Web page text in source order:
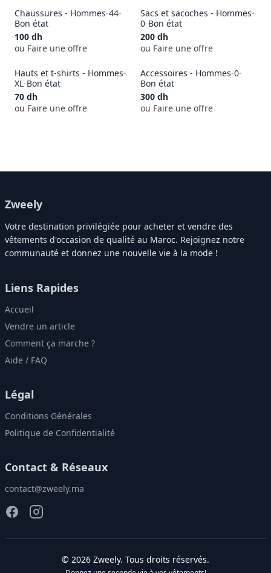
Chaussures - Hommes-44-
Bon état
100 dh
ou Faire une offre
Sacs et sacoches - Hommes-
0-Bon état
200 dh
ou Faire une offre
Hauts et t-shirts - Hommes-
XL-Bon état
70 dh
ou Faire une offre
Accessoires - Hommes-0-
Bon état
300 dh
ou Faire une offre
Zweely
Votre destination privilégiée pour acheter et vendre des
vêtements d'occasion de qualité au Maroc. Rejoignez notre
communauté et donnez une nouvelle vie à la mode !
Liens Rapides
Accueil
Vendre un article
Comment ça marche ?
Aide / FAQ
Légal
Conditions Générales
Politique de Confidentialité
Contact & Réseaux
contact@zweely.ma
© 2026 Zweely. Tous droits réservés.